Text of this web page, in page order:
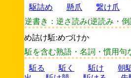
駆詰め
懸爪
繋け爪
逆書き：逆さ読み(逆読み・
め詰け駈:めづけか
駈を含む熟語・名詞・慣用句
駈る
駈く 駈け 朝